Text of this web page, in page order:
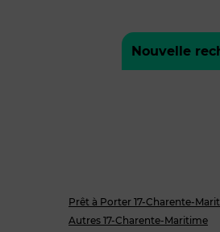
Nouvelle
Prêt à Porter 17-Charente-
Autres 17-Charente-Maritime